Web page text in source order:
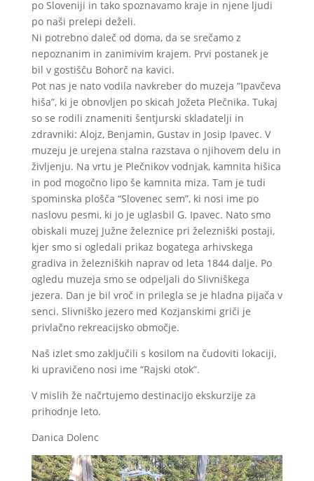
po Sloveniji in tako spoznavamo kraje in njene ljudi
po naši prelepi deželi.
Ni potrebno daleč od doma, da se srečamo z
nepoznanim in zanimivim krajem. Prvi postanek je
bil v gostišču Bohorč na kavici.
Pot nas je nato vodila navkreber do muzeja “Ipavčeva
hiša”, ki je obnovljen po skicah Jožeta Plečnika. Tukaj
so se rodili znameniti šentjurski skladatelji in
zdravniki: Alojz, Benjamin, Gustav in Josip Ipavec. V
muzeju je urejena stalna razstava o njihovem delu in
življenju. Na vrtu je Plečnikov vodnjak, kamnita hišica
in pod mogočno lipo še kamnita miza. Tam je tudi
spominska plošča “Slovenec sem”, ki nosi ime po
naslovu pesmi, ki jo je uglasbil G. Ipavec. Nato smo
obiskali muzej Južne železnice pri železniški postaji,
kjer smo si ogledali prikaz bogatega arhivskega
gradiva in železniških naprav od leta 1844 dalje. Po
ogledu muzeja smo se odpeljali do Slivniškega
jezera. Dan je bil vroč in prilegla se je hladna pijača v
senci. Slivniško jezero med Kozjanskimi griči je
privlačno rekreacijsko območje.
Naš izlet smo zaključili s kosilom na čudoviti lokaciji,
ki upravičeno nosi ime “Rajski otok”.
V mislih že načrtujemo destinacijo ekskurzije za
prihodnje leto.
Danica Dolenc